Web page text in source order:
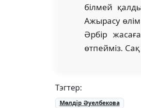
білмей
Ажырасу өлім
Әрбір
өтпейміз.
Тэгтер:
Мөлдір Әуелбекова